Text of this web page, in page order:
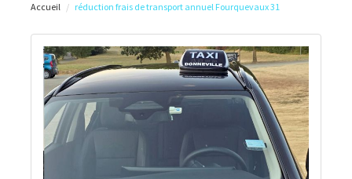
Accueil réduction frais de transport annuel Fourquevaux 31